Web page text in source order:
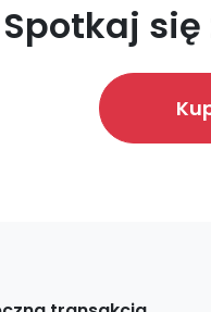
Spotkaj